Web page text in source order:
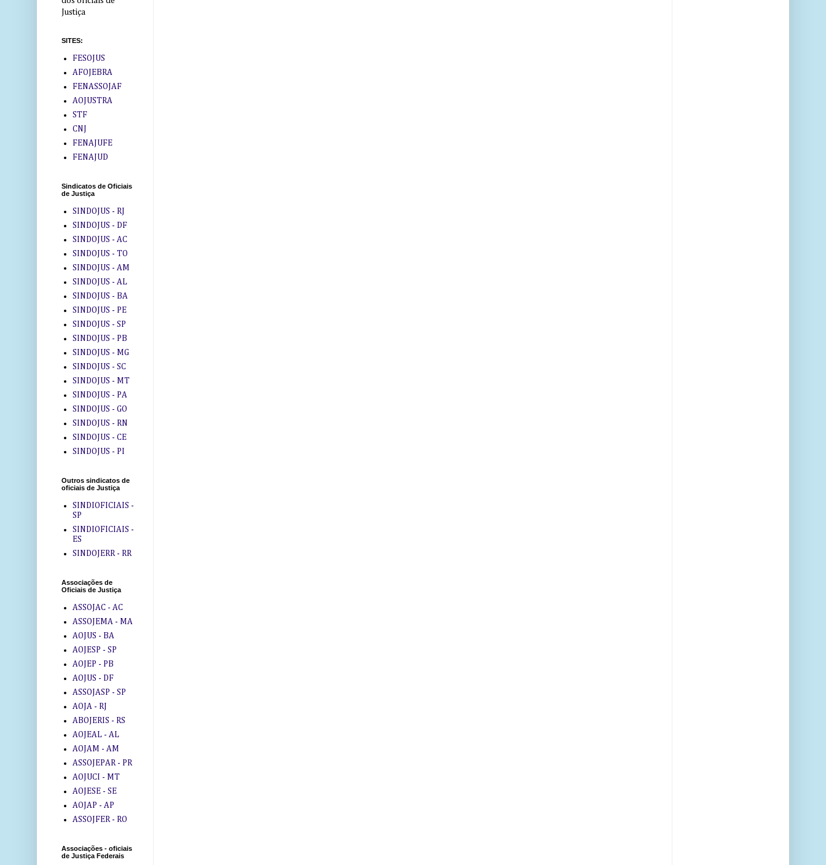
Justiça
SITES:
FESOJUS
AFOJEBRA
FENASSOJAF
AOJUSTRA
STF
CNJ
FENAJUFE
FENAJUD
Sindicatos de Oficiais
de Justiça
SINDOJUS - RJ
SINDOJUS - DF
SINDOJUS - AC
SINDOJUS - TO
SINDOJUS - AM
SINDOJUS - AL
SINDOJUS - BA
SINDOJUS - PE
SINDOJUS - SP
SINDOJUS - PB
SINDOJUS - MG
SINDOJUS - SC
SINDOJUS - MT
SINDOJUS - PA
SINDOJUS - GO
SINDOJUS - RN
SINDOJUS - CE
SINDOJUS - PI
Outros sindicatos de
oficiais de Justiça
SINDIOFICIAIS -
SP
SINDIOFICIAIS -
ES
SINDOJERR - RR
Associações de
Oficiais de Justiça
ASSOJAC - AC
ASSOJEMA - MA
AOJUS - BA
AOJESP - SP
AOJEP - PB
AOJUS - DF
ASSOJASP - SP
AOJA - RJ
ABOJERIS - RS
AOJEAL - AL
AOJAM - AM
ASSOJEPAR - PR
AOJUCI - MT
AOJESE - SE
AOJAP - AP
ASSOJFER - RO
Associações - oficiais
de Justiça Federais